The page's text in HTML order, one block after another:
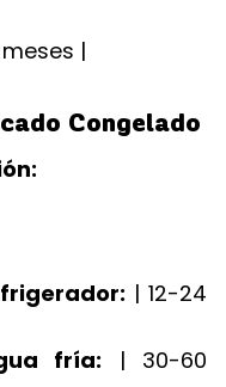
meses |
Congelado
| 12-24
fría: | 30-60